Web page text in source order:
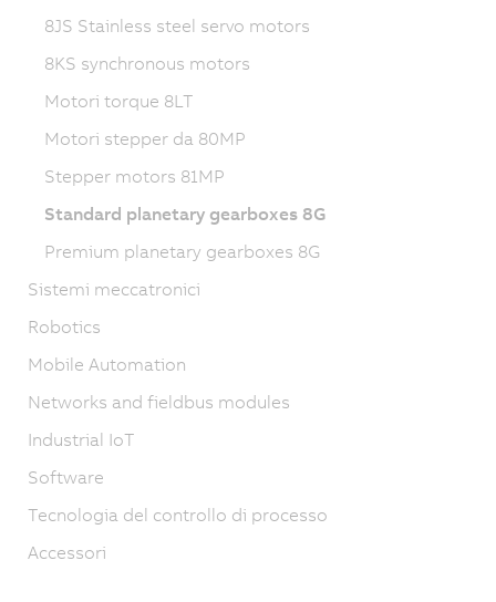
8JS Stainless steel servo motors
8KS synchronous motors
Motori torque 8LT
Motori stepper da 80MP
Stepper motors 81MP
Standard planetary gearboxes 8G
Premium planetary gearboxes 8G
Sistemi meccatronici
Robotics
Mobile Automation
Networks and fieldbus modules
Industrial IoT
Software
Tecnologia del controllo di processo
Accessori